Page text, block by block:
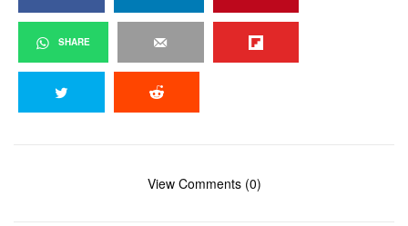
SHARE
View Comments (0)